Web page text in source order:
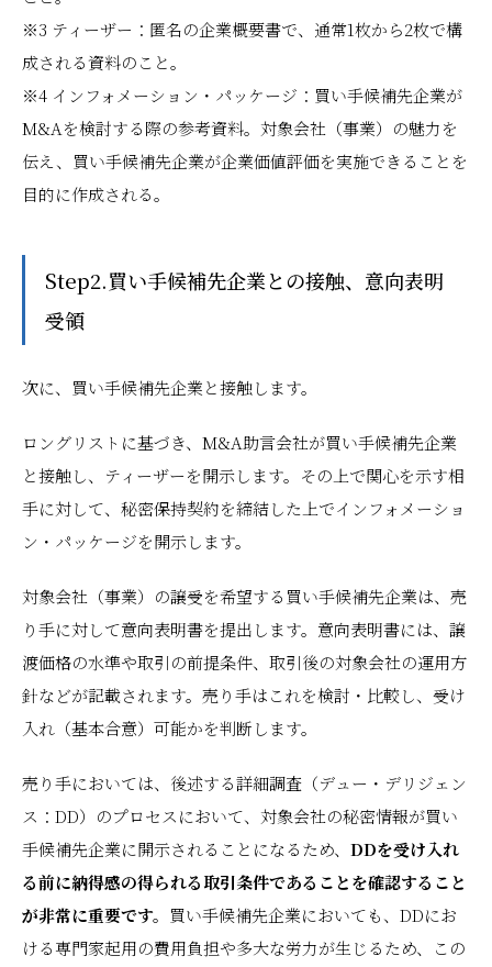
※3 ティーザー：匿名の企業概要書で、通常1枚から2枚で構
成される資料のこと。
※4 インフォメーション・パッケージ：買い手候補先企業が
M&Aを検討する際の参考資料。対象会社（事業）の魅力を
伝え、買い手候補先企業が企業価値評価を実施できることを
目的に作成される。
Step2.買い手候補先企業との接触、意向表明
受領
次に、買い手候補先企業と接触します。
ロングリストに基づき、M&A助言会社が買い手候補先企業
と接触し、ティーザーを開示します。その上で関心を示す相
手に対して、秘密保持契約を締結した上でインフォメーショ
ン・パッケージを開示します。
対象会社（事業）の譲受を希望する買い手候補先企業は、売
り手に対して意向表明書を提出します。意向表明書には、譲
渡価格の水準や取引の前提条件、取引後の対象会社の運用方
針などが記載されます。売り手はこれを検討・比較し、受け
入れ（基本合意）可能かを判断します。
売り手においては、後述する詳細調査（デュー・デリジェン
ス：DD）のプロセスにおいて、対象会社の秘密情報が買い
手候補先企業に開示されることになるため、 DDを受け入れ
る前に納得感の得られる取引条件であることを確認すること
が非常に重要です。 買い手候補先企業においても、DDにお
ける専門家起用の費用負担や多大な労力が生じるため、この